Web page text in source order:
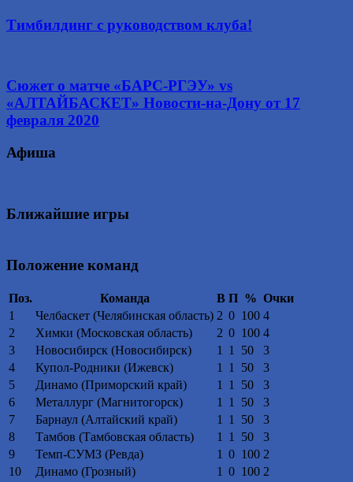
Тимбилдинг с руководством клуба!
Сюжет о матче «БАРС-РГЭУ» vs
«АЛТАЙБАСКЕТ» Новости-на-Дону от 17
февраля 2020
Афиша
Ближайшие игры
Положение команд
Поз. Команда В П % Очки
1
Челбаскет (Челябинская область) 2 0 100 4
2
Химки (Московская область) 2 0 100 4
3
Новосибирск (Новосибирск) 1 1 50
3
4
Купол-Родники (Ижевск) 1 1 50
3
5
Динамо (Приморский край) 1 1 50
3
6
Металлург (Магнитогорск) 1 1 50
3
7
Барнаул (Алтайский край) 1 1 50
3
8
Тамбов (Тамбовская область) 1 1 50
3
9
Темп-СУМЗ (Ревда) 1 0 100 2
10
Динамо (Грозный) 1 0 100 2